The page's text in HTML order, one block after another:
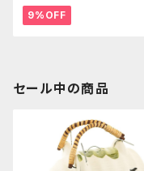
9%OFF
セール中の商品